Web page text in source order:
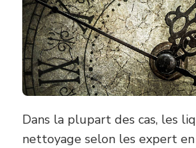
Dans la plupart des cas, les
nettoyage selon les expert en